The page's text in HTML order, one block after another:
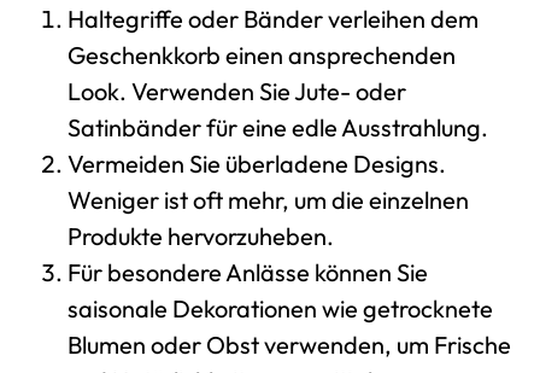
Haltegriffe oder Bänder verleihen dem
Geschenkkorb einen ansprechenden
Look. Verwenden Sie Jute- oder
Satinbänder für eine edle Ausstrahlung.
Vermeiden Sie überladene Designs.
Weniger ist oft mehr, um die einzelnen
Produkte hervorzuheben.
Für besondere Anlässe können Sie
saisonale Dekorationen wie getrocknete
Blumen oder Obst verwenden, um Frische